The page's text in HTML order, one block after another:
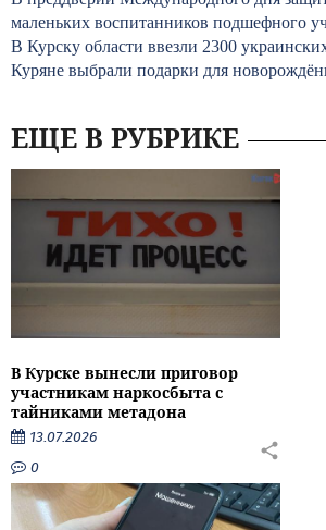
маленьких воспитанников подшефного
В Курску области ввезли 2300
Куряне выбрали подарки для
ЕЩЕ В РУБРИКЕ
В Курске вынесли приговор
участникам наркосбыта с
тайниками метадона
13.07.2026
0